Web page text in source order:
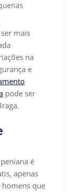
mais
na
e
pode ser
é
apenas
que